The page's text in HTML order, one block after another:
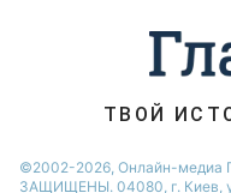
ТВОЙ
©2002-2026, Онлайн-медиа
ЗАЩИЩЕНЫ. 04080, г. Киев,